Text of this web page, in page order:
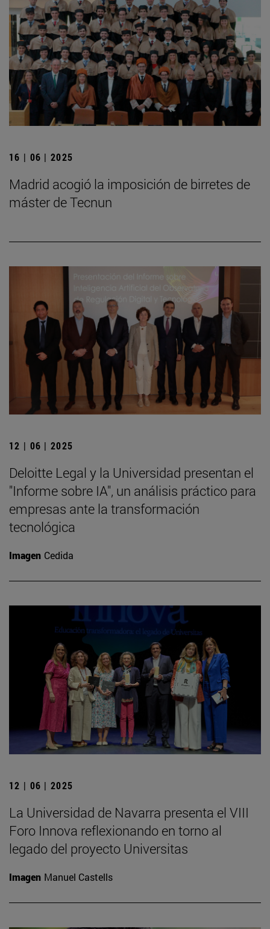
16 | 06 | 2025
Madrid acogió la imposición de birretes de
máster de Tecnun
12 | 06 | 2025
Deloitte Legal y la Universidad presentan el
"Informe sobre IA", un análisis práctico para
empresas ante la transformación
tecnológica
Imagen Cedida
12 | 06 | 2025
La Universidad de Navarra presenta el VIII
Foro Innova reflexionando en torno al
legado del proyecto Universitas
Imagen Manuel Castells